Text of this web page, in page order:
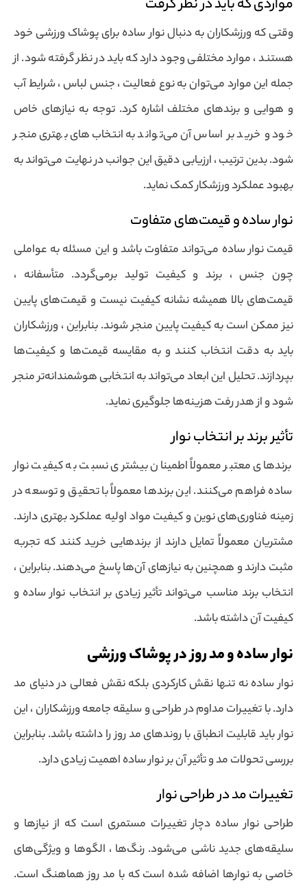
مواردی که باید در نظر گرفت
وقتی که ورزشکاران به دنبال نوار ساده برای پوشاک ورزشی خود
هستند ، موارد مختلفی وجود دارد که باید در نظر گرفته شود. از
جمله این موارد می‌توان به نوع فعالیت ، جنس لباس ، شرایط آب
و هوایی و برندهای مختلف اشاره کرد. توجه به نیازهای خاص
خود و خرید بر اساس آن می‌تواند به انتخاب‌های بهتری منجر
شود. بدین ترتیب ، ارزیابی دقیق این جوانب در نهایت می‌تواند به
بهبود عملکرد ورزشکار کمک نماید.
نوار ساده و قیمت‌های متفاوت
قیمت نوار ساده می‌تواند متفاوت باشد و این مسئله به عواملی
چون جنس ، برند و کیفیت تولید برمی‌گردد. متأسفانه ،
قیمت‌های بالا همیشه نشانه کیفیت نیست و قیمت‌های پایین
نیز ممکن است به کیفیت پایین منجر شوند. بنابراین ، ورزشکاران
باید به دقت انتخاب کنند و به مقایسه قیمت‌ها و کیفیت‌ها
بپردازند. تحلیل این ابعاد می‌تواند به انتخابی هوشمندانه‌تر منجر
شود و از هدر رفت هزینه‌ها جلوگیری نماید.
تأثیر برند بر انتخاب نوار
برندهای معتبر معمولاً اطمینان بیشتری نسبت به کیفیت نوار
ساده فراهم می‌کنند. این برندها معمولاً با تحقیق و توسعه در
زمینه فناوری‌های نوین و کیفیت مواد اولیه عملکرد بهتری دارند.
مشتریان معمولاً تمایل دارند از برندهایی خرید کنند که تجربه
مثبت دارند و همچنین به نیازهای آن‌ها پاسخ می‌دهند. بنابراین ،
انتخاب برند مناسب می‌تواند تأثیر زیادی بر انتخاب نوار ساده و
کیفیت آن داشته باشد.
نوار ساده و مد روز در پوشاک ورزشی
نوار ساده نه تنها نقش کارکردی بلکه نقش فعالی در دنیای مد
دارد. با تغییرات مداوم در طراحی و سلیقه جامعه ورزشکاران ، این
نوار باید قابلیت انطباق با روندهای مد روز را داشته باشد. بنابراین
بررسی تحولات مد و تأثیر آن بر نوار ساده اهمیت زیادی دارد.
تغییرات مد در طراحی نوار
طراحی نوار ساده دچار تغییرات مستمری است که از نیازها و
سلیقه‌های جدید ناشی می‌شود. رنگ‌ها ، الگوها و ویژگی‌های
خاصی به نوارها اضافه شده است که با مد روز هماهنگ است.